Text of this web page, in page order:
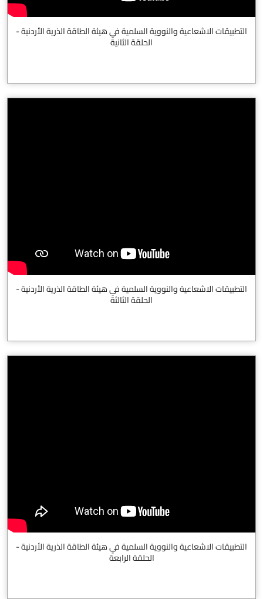
التطبيقات الاشعاعية والنووية السلمية في هيئة الطاقة الذرية الأردنية -
الحلقة الثانية
التطبيقات الاشعاعية والنووية السلمية في هيئة الطاقة الذرية الأردنية -
الحلقة الثالثة
التطبيقات الاشعاعية والنووية السلمية في هيئة الطاقة الذرية الأردنية -
الحلقة الرابعة